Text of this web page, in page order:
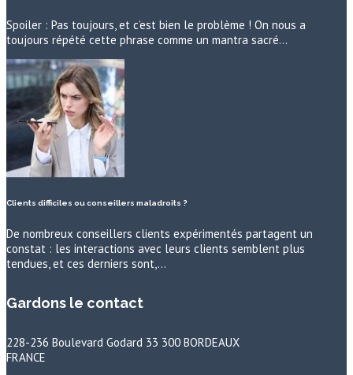
Spoiler : Pas toujours, et c’est bien le problème ! On nous a
toujours répété cette phrase comme un mantra sacré…
Clients difficiles ou conseillers maladroits ?
De nombreux conseillers clients expérimentés partagent un
constat : les interactions avec leurs clients semblent plus
tendues, et ces derniers sont,…
Gardons le contact
228-236 Boulevard Godard 33 300 BORDEAUX
FRANCE